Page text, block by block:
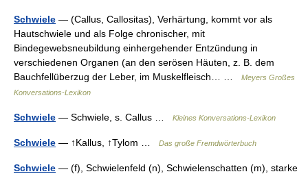
Schwiele — (Callus, Callositas), Verhärtung, kommt vor als
Hautschwiele und als Folge chronischer, mit
Bindegewebsneubildung einhergehender Entzündung in
verschiedenen Organen (an den serösen Häuten, z. B. dem
Bauchfellüberzug der Leber, im Muskelfleisch… …
Meyers Großes
Konversations-Lexikon
Schwiele — Schwiele, s. Callus … Kleines Konversations-Lexikon
Schwiele — ↑Kallus, ↑Tylom … Das große Fremdwörterbuch
Schwiele — (f), Schwielenfeld (n), Schwielenschatten (m), starke